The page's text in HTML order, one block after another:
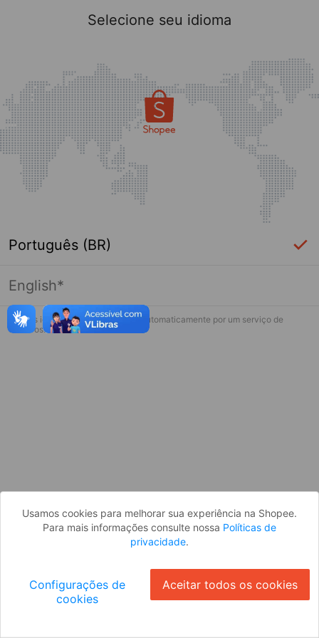
Página indisponível
Desculpe, algo deu errado. Faça login
Selecione seu idioma
Português (BR)
English*
* Esses idiomas serão traduzidos automaticamente por um serviço de
terceiros.
Usamos cookies para melhorar sua experiência na Shopee.
Para mais informações consulte nossa Políticas de
privacidade.
Configurações de
cookies
Aceitar todos os cookies